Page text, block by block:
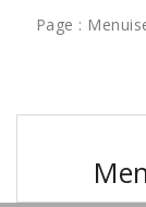
Page :
l’article